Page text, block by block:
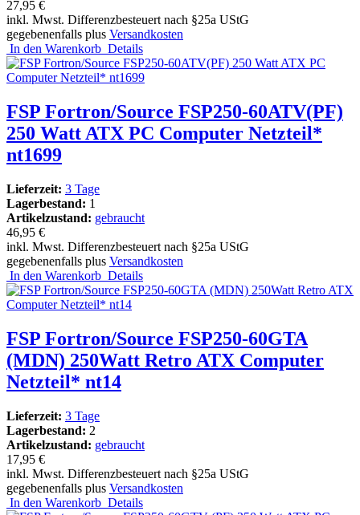
27,95 €
inkl. Mwst. Differenzbesteuert nach §25a UStG
gegebenenfalls plus Versandkosten
In den Warenkorb Details
FSP Fortron/Source FSP250-60ATV(PF)
250 Watt ATX PC Computer Netzteil*
nt1699
Lieferzeit: 3 Tage
Lagerbestand: 1
Artikelzustand: gebraucht
46,95 €
inkl. Mwst. Differenzbesteuert nach §25a UStG
gegebenenfalls plus Versandkosten
In den Warenkorb Details
FSP Fortron/Source FSP250-60GTA
(MDN) 250Watt Retro ATX Computer
Netzteil* nt14
Lieferzeit: 3 Tage
Lagerbestand: 2
Artikelzustand: gebraucht
17,95 €
inkl. Mwst. Differenzbesteuert nach §25a UStG
gegebenenfalls plus Versandkosten
In den Warenkorb Details